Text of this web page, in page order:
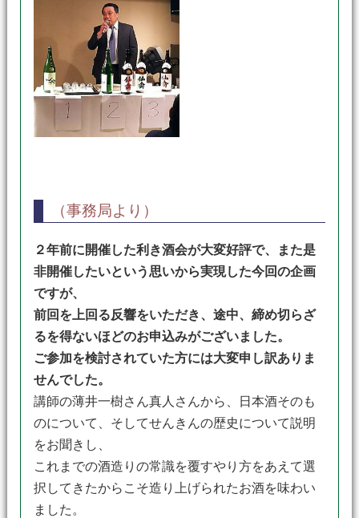
（事務局より）
２年前に開催した利き酒会が大変好評で、また是
非開催したいという思いから実現した今回の企画
ですが、
前回を上回る反響をいただき、途中、締め切らざ
るを得ないほどのお申込みがございました。
ご参加を検討されていた方には大変申し訳ありま
せんでした。
講師の薄井一樹さん真人さんから、日本酒そのも
のについて、そしてせんきんの歴史について説明
をお聞きし、
これまでの酒造りの常識を覆すやり方をあえて選
択してきたからこそ造り上げられたお酒を味わい
ました。